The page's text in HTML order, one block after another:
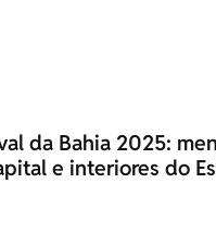
da Bahia 2025:
e interiores do